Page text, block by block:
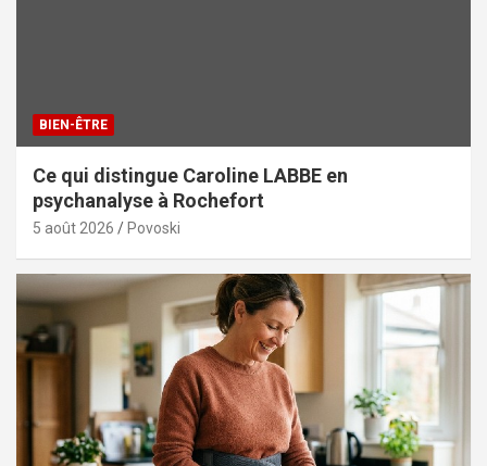
BIEN-ÊTRE
Ce qui distingue Caroline LABBE en
psychanalyse à Rochefort
5 août 2026 Povoski